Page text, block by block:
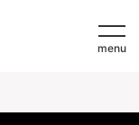
menu